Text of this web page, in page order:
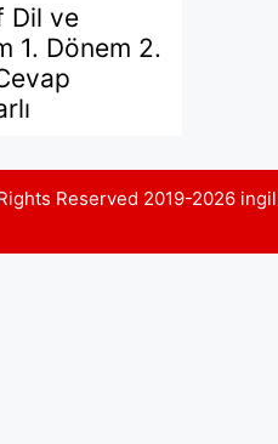
Dil ve
1. Dönem 2.
Reserved 2019-2026